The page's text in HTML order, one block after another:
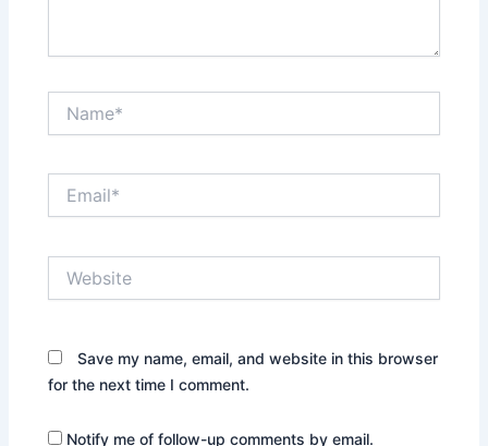
Save my name, email, and website in this browser
for the next time I comment.
Notify me of follow-up comments by email.